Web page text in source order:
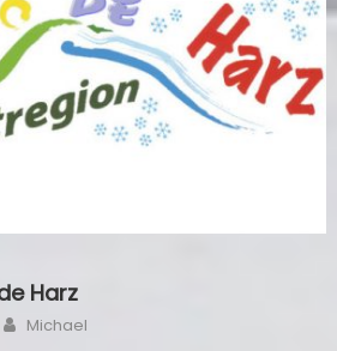
Harz
Author
Michael